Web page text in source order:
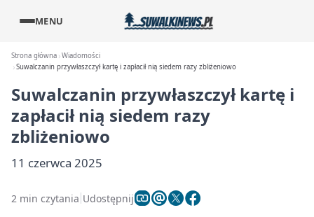
MENU
Strona główna Wiadomości
Suwalczanin przywłaszczył kartę i zapłacił nią siedem razy zbliżeniowo
Suwalczanin przywłaszczył kartę i
zapłacił nią siedem razy
zbliżeniowo
11 czerwca 2025
2 min czytania Udostępnij